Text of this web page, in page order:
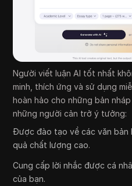
Người viết luận AI tốt nhất
minh, thích ứng và sử dụng
hoàn hảo cho những bản
những người cản trở ý tưởng:
Được đào tạo về các văn
quả chất lượng cao.
Cung cấp lời nhắc được cá
của bạn.